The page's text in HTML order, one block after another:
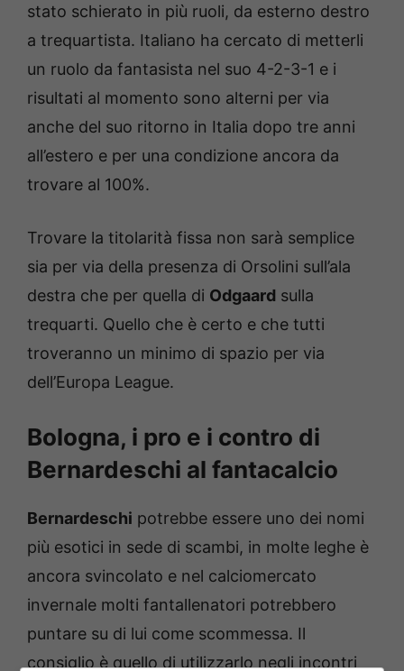
stato schierato in più ruoli, da esterno destro
a trequartista. Italiano ha cercato di metterli
un ruolo da fantasista nel suo 4-2-3-1 e i
risultati al momento sono alterni per via
anche del suo ritorno in Italia dopo tre anni
all’estero e per una condizione ancora da
trovare al 100%.
Trovare la titolarità fissa non sarà semplice
sia per via della presenza di Orsolini sull’ala
destra che per quella di Odgaard sulla
trequarti. Quello che è certo e che tutti
troveranno un minimo di spazio per via
dell’Europa League.
Bologna, i pro e i contro di
Bernardeschi al fantacalcio
Bernardeschi potrebbe essere uno dei nomi
più esotici in sede di scambi, in molte leghe è
ancora svincolato e nel calciomercato
invernale molti fantallenatori potrebbero
puntare su di lui come scommessa. Il
consiglio è quello di utilizzarlo negli incontri